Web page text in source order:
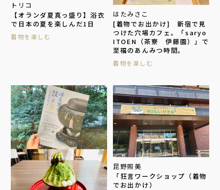
トリコ
【オランダ夏真っ盛り】浴衣
で日本の夏を楽しんだ1日
着物を楽しむ
はたみさこ
[着物でお出かけ] 新宿で見
つけた穴場カフェ。「saryo
ITOEN（茶寮 伊藤園）」で
至福のあんみつ時間。
着物を楽しむ
昆野照美
「狂言ワークショップ（着物
でお出かけ）